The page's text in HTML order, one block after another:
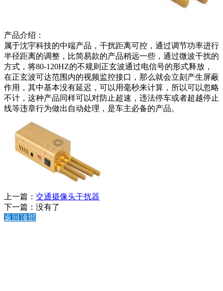
产品介绍：
属于沈宇科技的中端产品，干扰距离可控，通过调节功率进行
半径距离的调整，比简易款的产品稍远一些，通过微波干扰的
方式，将80-120HZ的不规则正玄波通过电信号的形式释放，
在正玄波可达范围内的视频监控接口，那么就会立刻产生屏蔽
作用，其中基本没有延迟，可以用毫秒来计算，所以可以忽略
不计，这种产品同样可以对防止超速，违法停车或者超越停止
线等违章行为做出自动处理，是车主必备的产品。
上一篇： 交通摄像头干扰器
下一篇：没有了
返回顶部